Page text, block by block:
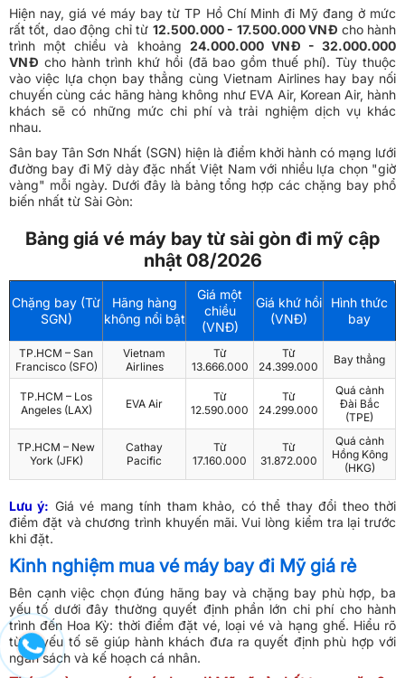
Hiện nay, giá vé máy bay từ TP Hồ Chí Minh đi Mỹ đang ở mức
rất tốt, dao động chỉ từ 12.500.000 - 17.500.000 VNĐ cho hành
trình một chiều và khoảng 24.000.000 VNĐ - 32.000.000
VNĐ cho hành trình khứ hồi (đã bao gồm thuế phí). Tùy thuộc
vào việc lựa chọn bay thẳng cùng Vietnam Airlines hay bay nối
chuyến cùng các hãng hàng không như EVA Air, Korean Air, hành
khách sẽ có những mức chi phí và trải nghiệm dịch vụ khác
nhau.
Sân bay Tân Sơn Nhất (SGN) hiện là điểm khởi hành có mạng lưới
đường bay đi Mỹ dày đặc nhất Việt Nam với nhiều lựa chọn "giờ
vàng" mỗi ngày. Dưới đây là bảng tổng hợp các chặng bay phổ
biến nhất từ Sài Gòn:
Bảng giá vé máy bay từ sài gòn đi mỹ cập
nhật 08/2026
Chặng bay (Từ
SGN)
Hãng hàng
không nổi bật
Giá một
chiều
(VNĐ)
Giá khứ hồi
(VNĐ)
Hình thức
bay
TP.HCM – San
Francisco (SFO)
Vietnam
Airlines
Từ
13.666.000
Từ
24.399.000
Bay thẳng
TP.HCM – Los
Angeles (LAX)
EVA Air
Từ
12.590.000
Từ
24.299.000
Quá cảnh
Đài Bắc
(TPE)
TP.HCM – New
York (JFK)
Cathay
Pacific
Từ
17.160.000
Từ
31.872.000
Quá cảnh
Hồng Kông
(HKG)
Lưu ý: Giá vé mang tính tham khảo, có thể thay đổi theo thời
điểm đặt và chương trình khuyến mãi. Vui lòng kiểm tra lại trước
khi đặt.
Kinh nghiệm mua vé máy bay đi Mỹ giá rẻ
Bên cạnh việc chọn đúng hãng bay và chặng bay phù hợp, ba
yếu tố dưới đây thường quyết định phần lớn chi phí cho hành
trình đến Hoa Kỳ: thời điểm đặt vé, loại vé và hạng ghế. Hiểu rõ
từng yếu tố sẽ giúp hành khách đưa ra quyết định phù hợp với
ngân sách và kế hoạch cá nhân.